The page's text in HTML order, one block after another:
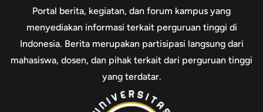
Portal berita, kegiatan, dan forum kampus yang
menyediakan informasi terkait perguruan tinggi di
Indonesia. Berita merupakan partisipasi langsung dari
mahasiswa, dosen, dan pihak terkait dari perguruan tinggi
yang terdatar.